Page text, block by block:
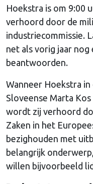
Hoekstra is om 9:00
verhoord door de
industriecommissie.
net als vorig jaar
beantwoorden.
Wanneer Hoekstra
Sloveense Marta
wordt zij verhoord
Zaken in het
bezighouden met
belangrijk
willen bijvoorbeeld